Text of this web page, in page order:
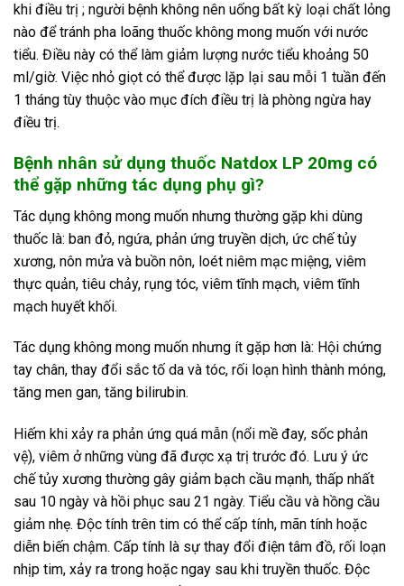
khi điều trị ; người bệnh không nên uống bất kỳ loại chất lỏng
nào để tránh pha loãng thuốc không mong muốn với nước
tiểu. Điều này có thể làm giảm lượng nước tiểu khoảng 50
ml/giờ. Việc nhỏ giọt có thể được lặp lại sau mỗi 1 tuần đến
1 tháng tùy thuộc vào mục đích điều trị là phòng ngừa hay
điều trị.
Bệnh nhân sử dụng thuốc Natdox LP 20mg có
thể gặp những tác dụng phụ gì?
Tác dụng không mong muốn nhưng thường gặp khi dùng
thuốc là: ban đỏ, ngứa, phản ứng truyền dịch, ức chế tủy
xương, nôn mửa và buồn nôn, loét niêm mạc miệng, viêm
thực quản, tiêu chảy, rụng tóc, viêm tĩnh mạch, viêm tĩnh
mạch huyết khối.
Tác dụng không mong muốn nhưng ít gặp hơn là: Hội chứng
tay chân, thay đổi sắc tố da và tóc, rối loạn hình thành móng,
tăng men gan, tăng bilirubin.
Hiếm khi xảy ra phản ứng quá mẫn (nổi mề đay, sốc phản
vệ), viêm ở những vùng đã được xạ trị trước đó. Lưu ý ức
chế tủy xương thường gây giảm bạch cầu mạnh, thấp nhất
sau 10 ngày và hồi phục sau 21 ngày. Tiểu cầu và hồng cầu
giảm nhẹ. Độc tính trên tim có thể cấp tính, mãn tính hoặc
diễn biến chậm. Cấp tính là sự thay đổi điện tâm đồ, rối loạn
nhịp tim, xảy ra trong hoặc ngay sau khi truyền thuốc. Độc